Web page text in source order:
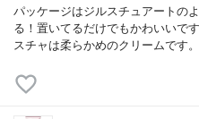
パッケージはジルスチュアートの
る！置いてるだけでもかわいいで
スチャは柔らかめのクリームです